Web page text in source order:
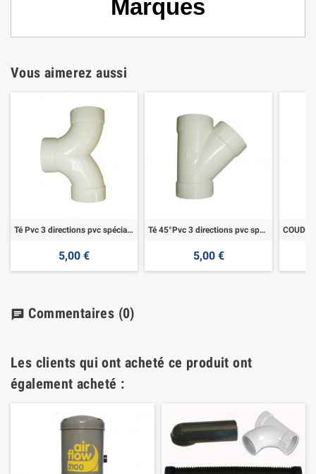
Marques
Vous aimerez aussi
Té Pvc 3 directions pvc spécial aspiration
5,00 €
Té 45°Pvc 3 directions pvc spécial aspiration
5,00 €
chat Commentaires (0)
Les clients qui ont acheté ce produit ont
également acheté :